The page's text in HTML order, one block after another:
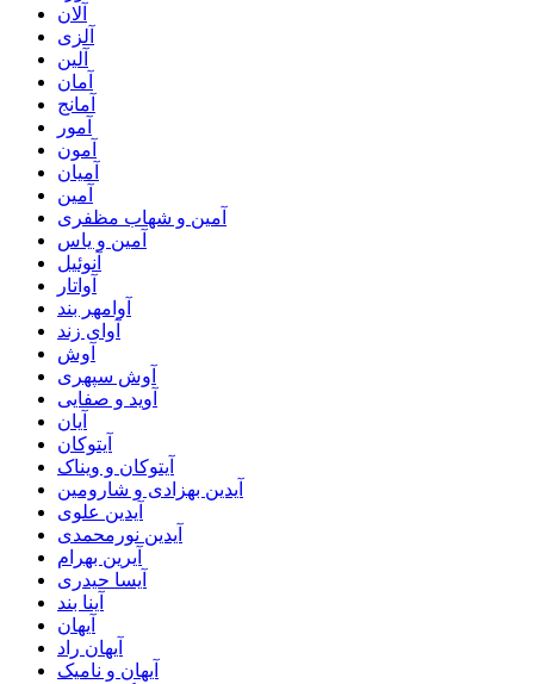
آلان
آلزی
آلین
آمان
آمانج
آمور
آمون
آمیان
آمین
آمین و شهاب مظفری
آمین و یاس
آنوئیل
آواتار
آوامهر بند
آوای زند
آوش
آوش سپهری
آوید و صفایی
آیان
آیتوکان
آیتوکان و ویناک
آیدین بهزادی و شارومین
آیدین علوی
آیدین نورمحمدی
آیرین بهرام
آیسا حیدری
آینا بند
آیهان
آیهان راد
آیهان و نامیک